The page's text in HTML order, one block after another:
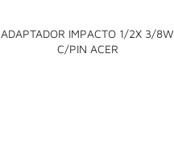
ADAPTADOR IMPACTO 1/2X 3/8W
C/PIN ACER
